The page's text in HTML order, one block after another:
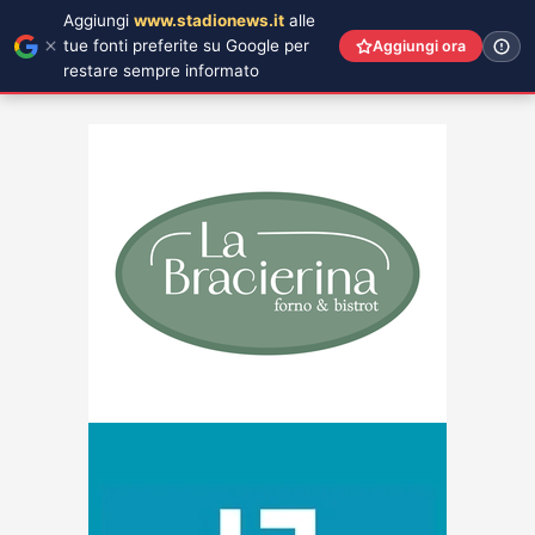
Aggiungi www.stadionews.it alle
tue fonti preferite su Google per
restare sempre informato
Aggiungi ora